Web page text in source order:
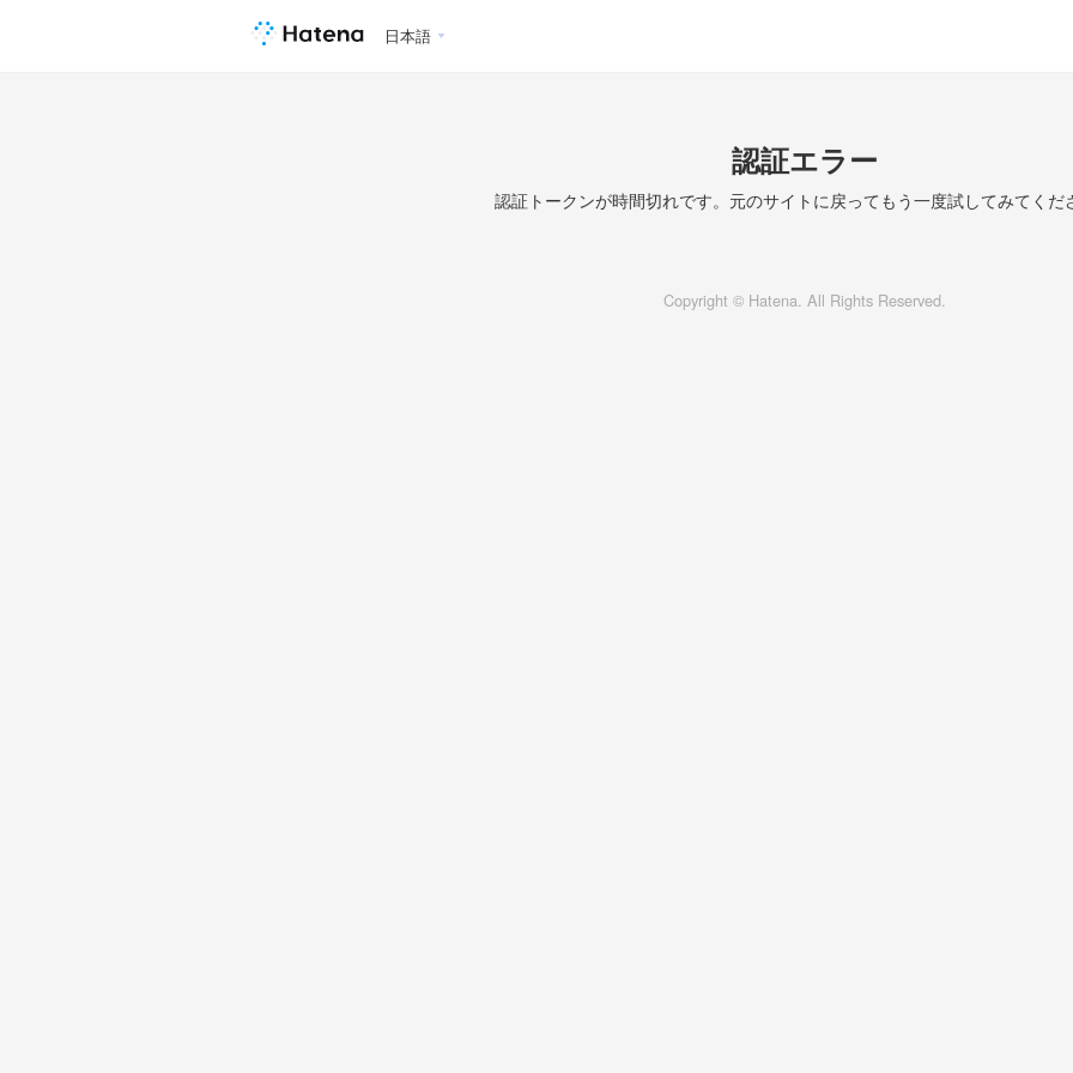
日本語
認証エラー
認証トークンが時間切れです。元のサイトに戻ってもう一度試してみてくだ
Copyright © Hatena. All Rights Reserved.